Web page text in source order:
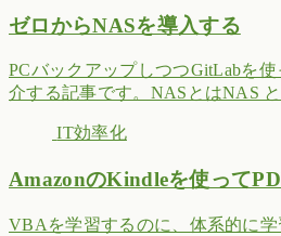
ゼロからNASを導入する
PCバックアップしつつGitLabを
介する記事です。NASとはNAS
IT効率化
AmazonのKindleを使って
VBAを学習するのに、体系的に